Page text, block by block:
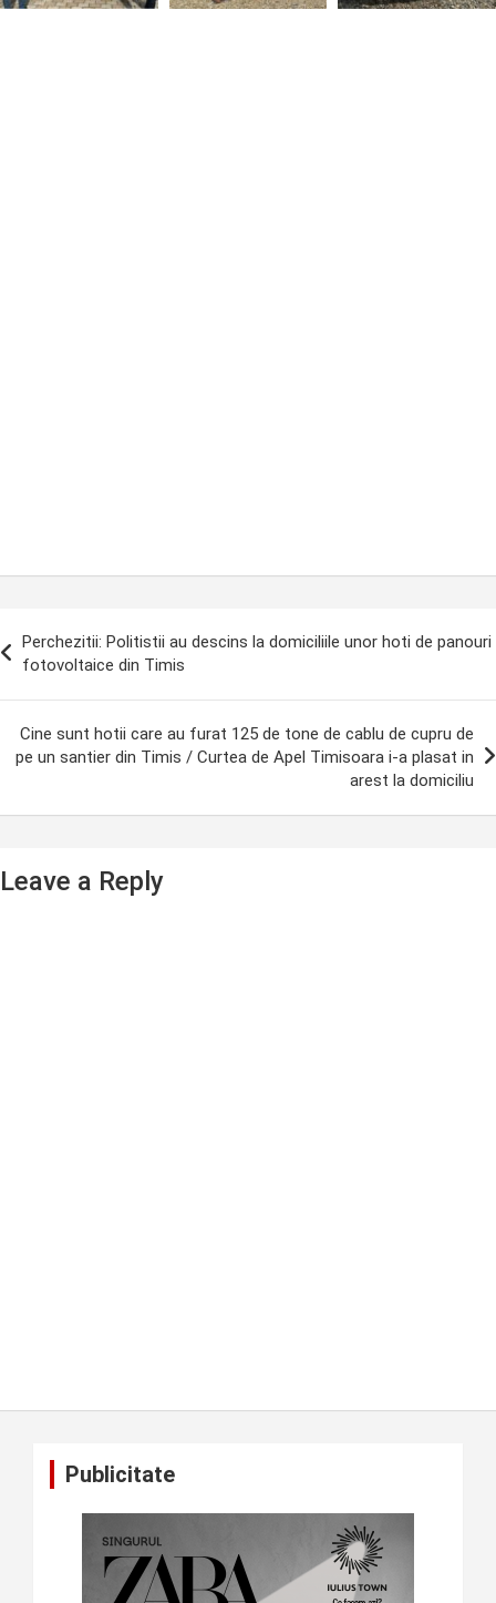
Perchezitii: Politistii au descins la domiciliile unor hoti de panouri
fotovoltaice din Timis
Cine sunt hotii care au furat 125 de tone de cablu de cupru de
pe un santier din Timis / Curtea de Apel Timisoara i-a plasat in
arest la domiciliu
Leave a Reply
Publicitate